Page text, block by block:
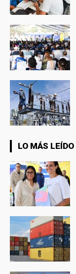
LO MÁS LEÍDO